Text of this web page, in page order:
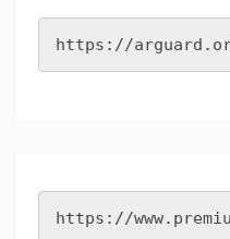
https://
https://